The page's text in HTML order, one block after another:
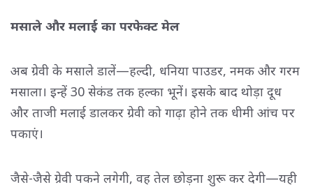
मसाले और मलाई का परफेक्ट मेल
अब ग्रेवी के मसाले डालें—हल्दी, धनिया पाउडर, नमक और गरम
मसाला। इन्हें 30 सेकंड तक हल्का भूनें। इसके बाद थोड़ा दूध
और ताजी मलाई डालकर ग्रेवी को गाढ़ा होने तक धीमी आंच पर
पकाएं।
जैसे-जैसे ग्रेवी पकने लगेगी, वह तेल छोड़ना शुरू कर देगी—यही